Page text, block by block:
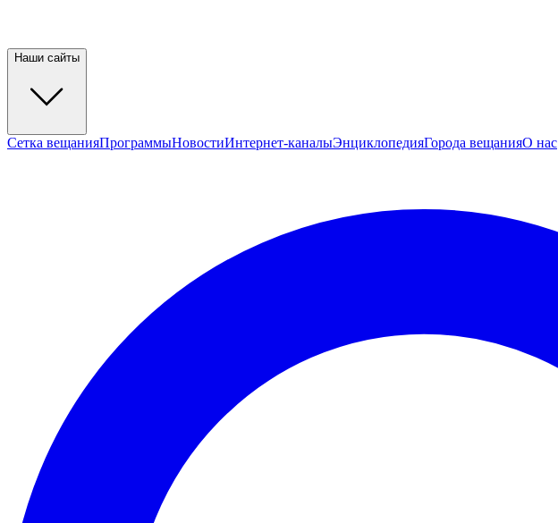
Наши сайты
Сетка вещанияПрограммыНовостиИнтернет-каналыЭнциклопедияГорода вещанияО нас